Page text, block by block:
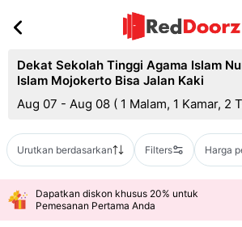
Dekat Sekolah Tinggi Agama Islam
Islam Mojokerto Bisa Jalan Kaki
Aug 07 - Aug 08 ( 1 Malam, 1 Kamar, 2
Urutkan berdasarkan Filters Harga
Dapatkan diskon khusus 20% untuk
Pemesanan Pertama Anda